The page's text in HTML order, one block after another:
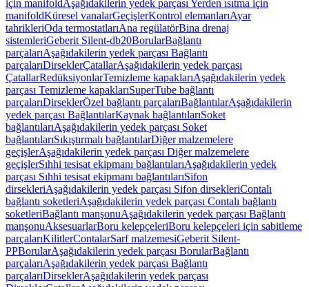
için manifoldAşağıdakilerin yedek parçası Yerden ısıtma için
manifoldKüresel vanalarGeçişlerKontrol elemanlarıAyar
tahrikleriOda termostatlarıAna regülatörBina drenaj
sistemleriGeberit Silent-db20BorularBağlantı
parçalarıAşağıdakilerin yedek parçası Bağlantı
parçalarıDirseklerÇatallarAşağıdakilerin yedek parçası
ÇatallarRedüksiyonlarTemizleme kapaklarıAşağıdakilerin yedek
parçası Temizleme kapaklarıSuperTube bağlantı
parçalarıDirseklerÖzel bağlantı parçalarıBağlantılarAşağıdakilerin
yedek parçası BağlantılarKaynak bağlantılarıSoket
bağlantılarıAşağıdakilerin yedek parçası Soket
bağlantılarıSıkıştırmalı bağlantılarDiğer malzemelere
geçişlerAşağıdakilerin yedek parçası Diğer malzemelere
geçişlerSıhhi tesisat ekipmanı bağlantılarıAşağıdakilerin yedek
parçası Sıhhi tesisat ekipmanı bağlantılarıSifon
dirsekleriAşağıdakilerin yedek parçası Sifon dirsekleriContalı
bağlantı soketleriAşağıdakilerin yedek parçası Contalı bağlantı
soketleriBağlantı manşonuAşağıdakilerin yedek parçası Bağlantı
manşonuAksesuarlarBoru kelepçeleriBoru kelepçeleri için sabitleme
parçalarıKilitlerContalarSarf malzemesiGeberit Silent-
PPBorularAşağıdakilerin yedek parçası BorularBağlantı
parçalarıAşağıdakilerin yedek parçası Bağlantı
parçalarıDirseklerAşağıdakilerin yedek parçası